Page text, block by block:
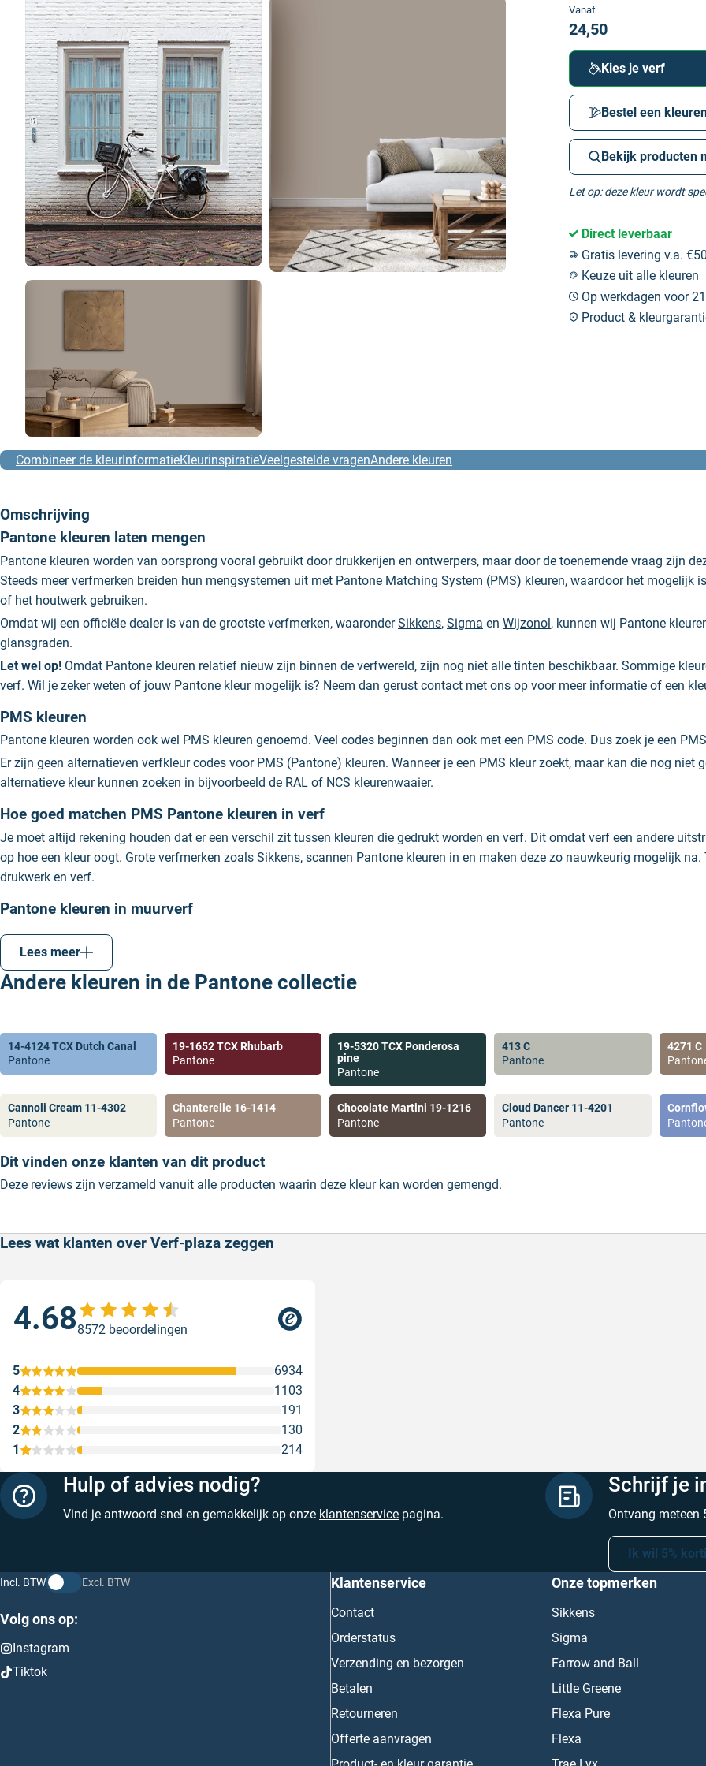
Vanaf
24,50
Kies je verf
Bestel een
Bekijk producten
Let op: deze kleur wordt
Direct leverbaar
Gratis levering v.a.
Keuze uit alle kleuren
Op werkdagen voor
Product &
Combineer de kleurInformatieKleurinspiratieVeelgestelde vragenAndere kleuren
Omschrijving
Pantone kleuren laten mengen
Pantone kleuren worden van oorsprong vooral gebruikt door drukkerijen en ontwerpers, maar door de toenemende vraag zijn
Steeds meer verfmerken breiden hun mengsystemen uit met Pantone Matching System (PMS) kleuren, waardoor het mogelijk
of het houtwerk gebruiken.
Omdat wij een officiële dealer is van de grootste verfmerken, waaronderSikkens, Sigma en Wijzonol, kunnen wij Pantone
glansgraden.
Let wel op! Omdat Pantone kleuren relatief nieuw zijn binnen de verfwereld, zijn nog niet alle tinten beschikbaar. Sommige
verf. Wil je zeker weten of jouw Pantone kleur mogelijk is? Neem dan gerust contact met ons op voor meer informatie of een
PMS kleuren
Pantone kleuren worden ook wel PMS kleuren genoemd. Veel codes beginnen dan ook met een PMS code. Dus zoek je een
Er zijn geen alternatieven verfkleur codes voor PMS (Pantone) kleuren. Wanneer je een PMS kleur zoekt, maar kan die nog niet
alternatieve kleur kunnen zoeken in bijvoorbeeld de RAL of NCS kleurenwaaier.
Hoe goed matchen PMS Pantone kleuren in verf
Je moet altijd rekening houden dat er een verschil zit tussen kleuren die gedrukt worden en verf. Dit omdat verf een andere
op hoe een kleur oogt. Grote verfmerken zoals Sikkens, scannen Pantone kleuren in en maken deze zo nauwkeurig mogelijk
drukwerk en verf.
Pantone kleuren in muurverf
Heb je een mooie Pantone kleur gevonden en wil je deze gebruiken om een muur te schilderen, dan is dat gewoon mogelijk. Bij
kunnen we mengen in iedere Pantone kleur. Wanneer je voor de beste muurverf wilt gaan, dan adviseren we je te kiezen voor de
Lees meer
Andere kleuren in de Pantone collectie
14-4124 TCX Dutch Canal
Pantone
19-1652 TCX Rhubarb
Pantone
19-5320 TCX Ponderosa
pine
Pantone
413 C
Pantone
4271 C
Cannoli Cream 11-4302
Pantone
Chanterelle 16-1414
Pantone
Chocolate Martini 19-1216
Pantone
Cloud Dancer 11-4201
Pantone
Dit vinden onze klanten van dit product
Deze reviews zijn verzameld vanuit alle producten waarin deze kleur kan worden gemengd.
Lees wat klanten over Verf-plaza zeggen
4.688572 beoordelingen
1 214
2 130
3 191
4 1103
5 6934
Hulp of advies nodig?
Vind je antwoord snel en gemakkelijk op onze klantenservice pagina.
Schrijf je
Ontvang meteen
Ik wil 5%
Incl. BTW Excl. BTW
Volg ons op:
Instagram
Tiktok
Klantenservice
Contact
Orderstatus
Verzending en bezorgen
Betalen
Retourneren
Offerte aanvragen
Onze topmerken
Sikkens
Sigma
Farrow and Ball
Little Greene
Flexa Pure
Flexa